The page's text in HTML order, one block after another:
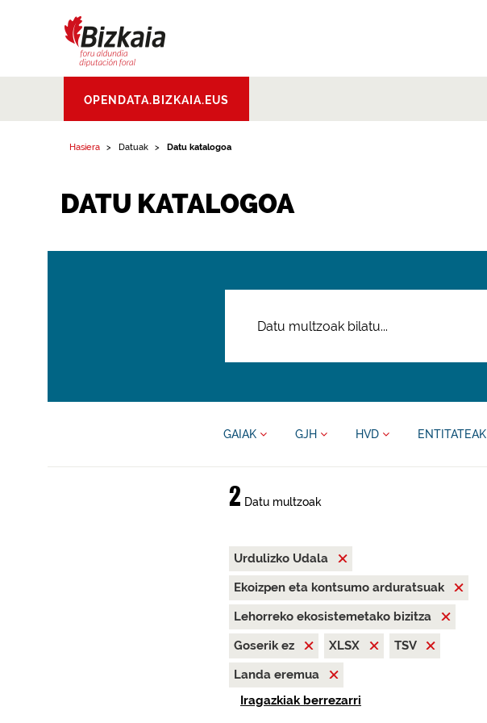
Aldundia.Diputacion
Foral de Bizkaia
OPENDATA.BIZKAIA.EUS
Hasiera Datuak Datu katalogoa
DATU KATALOGOA
GAIAK GJH HVD ENTITATEAK
2 Datu multzoak
Urdulizko Udala
Ekoizpen eta kontsumo arduratsuak
Lehorreko ekosistemetako bizitza
Goserik ez
XLSX
TSV
Landa eremua
Iragazkiak berrezarri